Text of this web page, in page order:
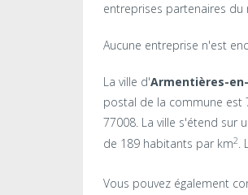
entreprises partenaires du
Aucune entreprise n'est
La ville d'Armentières-
postal de la commune est
77008. La ville s'étend sur
de 189 habitants par km2
Vous pouvez également